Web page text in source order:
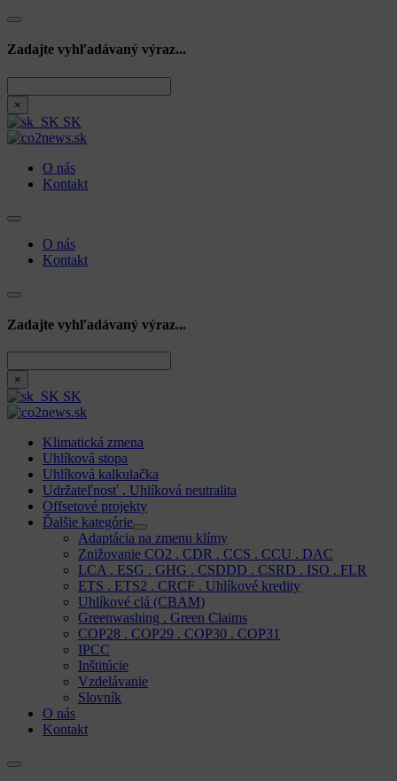
Zadajte vyhľadávaný výraz...
×
SK
O nás
Kontakt
O nás
Kontakt
Zadajte vyhľadávaný výraz...
×
SK
Klimatická zmena
Uhlíková stopa
Uhlíková kalkulačka
Udržateľnosť . Uhlíková neutralita
Offsetové projekty
Ďalšie kategórie
Adaptácia na zmenu klímy
Znižovanie CO2 . CDR . CCS . CCU . DAC
LCA . ESG . GHG . CSDDD . CSRD . ISO . FLR
ETS . ETS2 . CRCF . Uhlíkové kredity
Uhlíkové clá (CBAM)
Greenwashing . Green Claims
COP28 . COP29 . COP30 . COP31
IPCC
Inštitúcie
Vzdelávanie
Slovník
O nás
Kontakt